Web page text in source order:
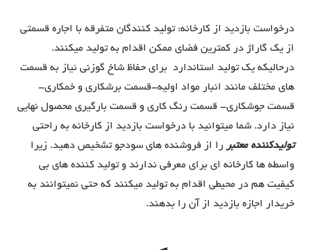
درخواست بازدید از کارخانه: تولید کنندگان متفرقه با اجاره قسمتی
از یک گاراژ در کمترین فضای ممکن اقدام به تولید میکنند.
درحالیکه یک تولید استاندارد برای حفاظ شاخ گوزنی نیاز به قسمت
های مختلف مانند انبار مواد اولیه-قسمت برشکاری و خمکاری-
قسمت جوشکاری- قسمت رنگ کاری و قسمت بارگیری محصول نهایی
نیاز دارد. شما میتوانید با درخواست بازدید از کارخانه به راحتی
تولیدکننده معتبررا از فروشنده های سودجو تشخیص دهید. زیرا
واسطه ها کارخانه ای برای معرفی ندارند و تولید کننده های بی
کیفیت هم در محیطی اقدام به تولید میکنند که حتی نمیتوانند به
خریدار اجازه بازدید از آن را بدهند.